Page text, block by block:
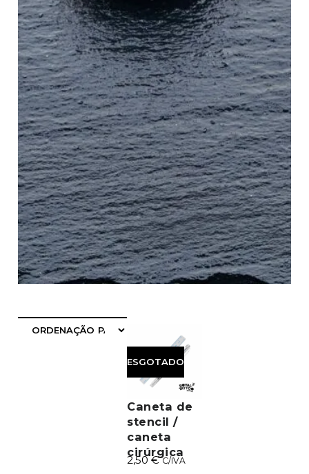
FILTRAR
ESGOTADO
Caneta de
stencil /
caneta
cirúrgica
2,50€ C/IVA